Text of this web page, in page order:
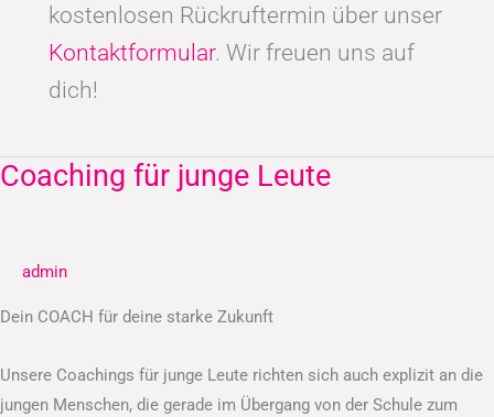
kostenlosen Rückruftermin über unser
Kontaktformular. Wir freuen uns auf
dich!
Coaching für junge Leute
admin
Dein COACH für deine starke Zukunft
Unsere Coachings für junge Leute richten sich auch explizit an die
jungen Menschen, die gerade im Übergang von der Schule zum
Coaching
Leute